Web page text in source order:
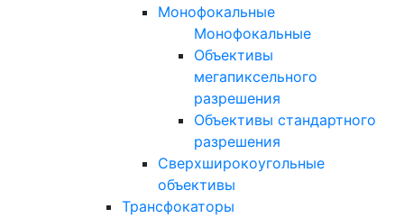
Монофокальные
Монофокальные
Объективы
мегапиксельного
разрешения
Объективы стандартного
разрешения
Сверхширокоугольные
объективы
Трансфокаторы